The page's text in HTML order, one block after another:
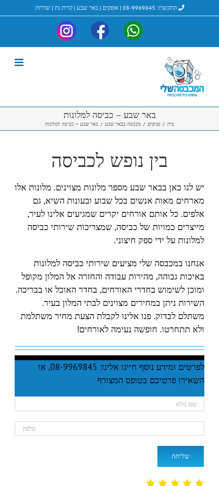
לתוכן
התקשרו: 08-9969845
|אופקים |באר שבע |קרית גת |שדרות
My-
My-
My-
באר שבע – כביסה למלונות
בית / סניפים / מכבסה בבאר שבע / באר שבע – כביסה למלונות
בין נופש לכביסה
יש לנו כאן בבאר שבע מספר מלונות מצוינים. מלונות אלו
מארחים מאות אנשים בכל שבוע ובעונות השיא, גם
אלפים. כל אותם אורחים יקרים שמגיעים אלינו לעיר,
מייצרים כמויות של כביסה, שמצריכות שירותי כביסה
למלונות על ידי ספק חיצוני.
אנחנו במכבסה שלי מציעים שירותי כביסה למלונות
באיכות גבוהה, מהירות עבודה והחזרה אל המלון מקופל
ומוכן לשימוש בחדרי האורחים, בחדר האוכל או בבריכה.
השירות ניתן במחירים מצוינים לבתי המלון בעיר.
משתלם לבדוק. פנו אלינו לקבלת הצעת מחיר משתלמת
ולא תתחרטו. חופשה נעימה לאורחים!
לפרטים ומידע נוסף חייגו אלינו: 08-9969845, או
השאירו פרטיכם בטופס המצורף